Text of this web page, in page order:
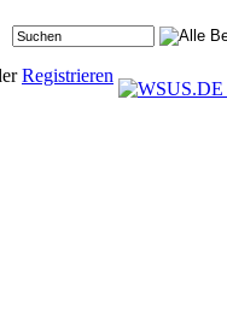
Registrieren